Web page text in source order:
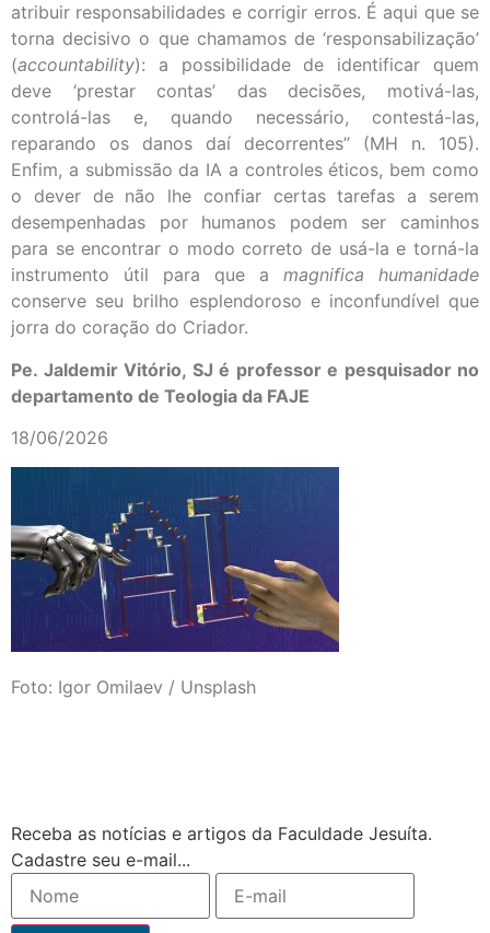
atribuir responsabilidades e corrigir erros. É aqui que se
torna decisivo o que chamamos de ‘responsabilização’
(accountability): a possibilidade de identificar quem
deve ‘prestar contas’ das decisões, motivá-las,
controlá-las e, quando necessário, contestá-las,
reparando os danos daí decorrentes” (MH n. 105).
Enfim, a submissão da IA a controles éticos, bem como
o dever de não lhe confiar certas tarefas a serem
desempenhadas por humanos podem ser caminhos
para se encontrar o modo correto de usá-la e torná-la
instrumento útil para que a magnifica humanidade
conserve seu brilho esplendoroso e inconfundível que
jorra do coração do Criador.
Pe. Jaldemir Vitório, SJ é professor e pesquisador no
departamento de Teologia da FAJE
18/06/2026
Foto: Igor Omilaev / Unsplash
Receba as notícias e artigos da Faculdade Jesuíta.
Cadastre seu e-mail...